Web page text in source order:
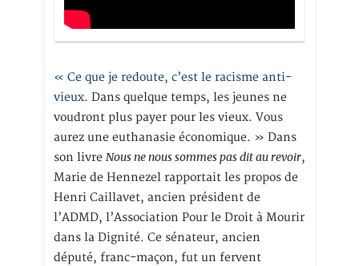
« Ce que je redoute, c’est le racisme anti-
vieux. Dans quelque temps, les jeunes ne
voudront plus payer pour les vieux. Vous
aurez une euthanasie économique. » Dans
son livre Nous ne nous sommes pas dit au revoir,
Marie de Hennezel rapportait les propos de
Henri Caillavet, ancien président de
l’ADMD, l’Association Pour le Droit à Mourir
dans la Dignité. Ce sénateur, ancien
député, franc-maçon, fut un fervent